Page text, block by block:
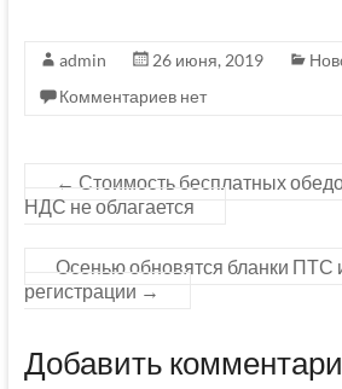
admin 26 июня, 2019
Комментариев нет
← Стоимость бесплатных
НДС не облагается
Осенью обновятся бланки ПТС
регистрации →
Добавить